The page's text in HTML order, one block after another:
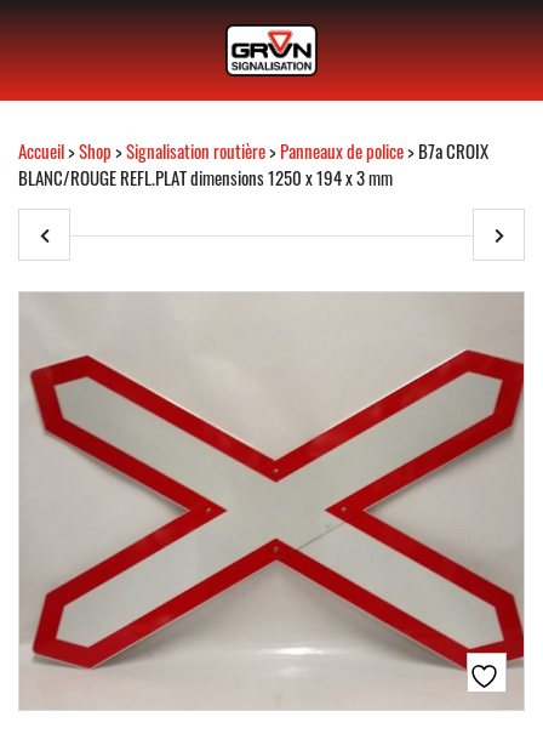
Accueil>Shop>Signalisation routière>Panneaux de police> B7a CROIX
BLANC/ROUGE REFL.PLAT dimensions 1250 x 194 x 3 mm